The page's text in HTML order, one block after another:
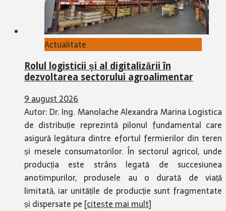
Actualitate
Rolul logisticii și al digitalizării în
dezvoltarea sectorului agroalimentar
9 august 2026
Autor: Dr. Ing. Manolache Alexandra Marina Logistica
de distribuție reprezintă pilonul fundamental care
asigură legătura dintre efortul fermierilor din teren
și mesele consumatorilor. În sectorul agricol, unde
producția este strâns legată de succesiunea
anotimpurilor, produsele au o durată de viață
limitată, iar unitățile de producție sunt fragmentate
și dispersate pe [citește mai mult]